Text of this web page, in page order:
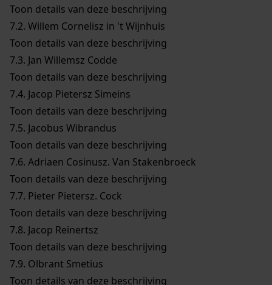
Toon details van deze beschrijving
7.2. Willem Cornelisz in 't Wijnhuis
Toon details van deze beschrijving
7.3. Jan Willemsz Codde
Toon details van deze beschrijving
7.4. Jacop Pietersz Simeins
Toon details van deze beschrijving
7.5. Jacobus Wibrandus
Toon details van deze beschrijving
7.6. Adriaen Cosinusz. Van Stakenbroeck
Toon details van deze beschrijving
7.7. Pieter Pietersz. Cock
Toon details van deze beschrijving
7.8. Jacop Reinertsz
Toon details van deze beschrijving
7.9. Olbrant Smetius
Toon details van deze beschrijving